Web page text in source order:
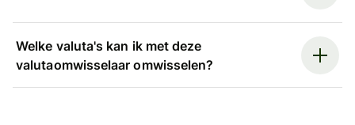
Welke valuta's kan ik met deze
valutaomwisselaar omwisselen?